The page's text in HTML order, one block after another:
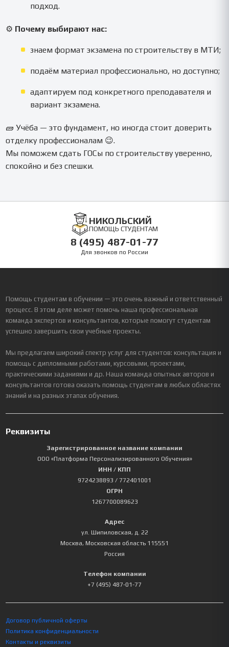
подход.
⚙️ Почему выбирают нас:
знаем формат экзамена по строительству в МТИ;
подаём материал профессионально, но доступно;
адаптируем под конкретного преподавателя и
вариант экзамена.
🧱 Учёба — это фундамент, но иногда стоит доверить
отделку профессионалам 😉.
Мы поможем сдать ГОСы по строительству уверенно,
спокойно и без спешки.
НИКОЛЬСКИЙ
ПОМОЩЬ СТУДЕНТАМ
8 (495) 487-01-77
Для звонков по России
Помощь студентам в обучении — это очень важный и ответственный
процесс. В этом деле может помочь наша профессиональная
команда экспертов и консультантов, которые помогут студентам
успешно завершить свои учебные проекты.
Мы предлагаем широкий спектр услуг для студентов: консультация и
помощь с дипломными работами, курсовыми, проектами,
практическими заданиями и др. Наша команда опытных авторов и
консультантов готова оказать помощь студентам в любых областях
знаний и на разных этапах обучения.
Реквизиты
Зарегистрированное название компании
ООО «Платформа Персонализированного Обучения»
ИНН / КПП
9724238893 / 772401001
ОГРН
1267700089623
Адрес
ул. Шипиловская, д. 22
Москва, Московская область 115551
Россия
Телефон компании
+7 (495) 487-01-77
Договор публичной оферты
Политика конфиденциальности
Контакты и реквизиты